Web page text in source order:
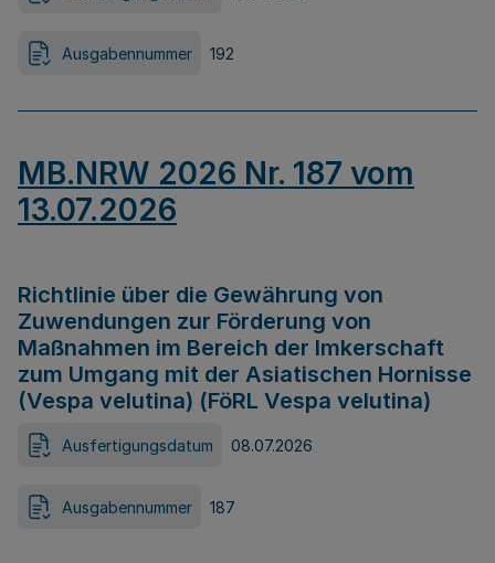
Ausgabennummer 192
MB.NRW 2026 Nr. 187 vom
13.07.2026
Richtlinie über die Gewährung von
Zuwendungen zur Förderung von
Maßnahmen im Bereich der Imkerschaft
zum Umgang mit der Asiatischen Hornisse
(Vespa velutina) (FöRL Vespa velutina)
Ausfertigungsdatum 08.07.2026
Ausgabennummer 187